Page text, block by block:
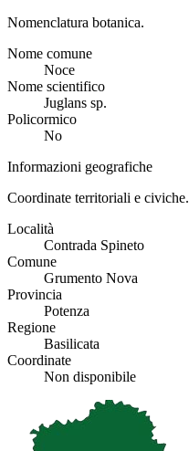
Nomenclatura botanica.
Nome comune
Noce
Nome scientifico
Juglans sp.
Policormico
No
Informazioni geografiche
Coordinate territoriali e civiche.
Località
Contrada Spineto
Comune
Grumento Nova
Provincia
Potenza
Regione
Basilicata
Coordinate
Non disponibile